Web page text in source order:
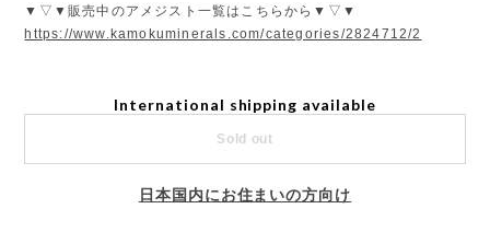
▼▽▼販売中のアメジスト一覧はこちらから▼▽▼
https://www.kamokuminerals.com/categories/2824712/2
International shipping available
Sold out
日本国内にお住まいの方向け